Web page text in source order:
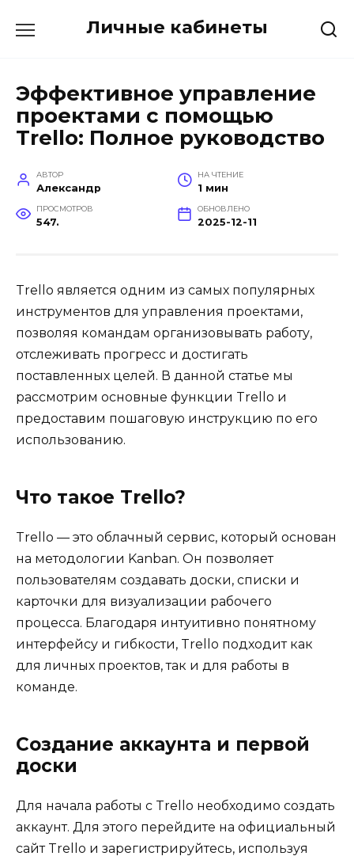
Личные кабинеты
Эффективное управление
проектами с помощью
Trello: Полное руководство
АВТОР
Александр
НА ЧТЕНИЕ
1 мин
ПРОСМОТРОВ
547.
ОБНОВЛЕНО
2025-12-11
Trello является одним из самых популярных
инструментов для управления проектами,
позволяя командам организовывать работу,
отслеживать прогресс и достигать
поставленных целей. В данной статье мы
рассмотрим основные функции Trello и
предоставим пошаговую инструкцию по его
использованию.
Что такое Trello?
Trello — это облачный сервис, который основан
на методологии Kanban. Он позволяет
пользователям создавать доски, списки и
карточки для визуализации рабочего
процесса. Благодаря интуитивно понятному
интерфейсу и гибкости, Trello подходит как
для личных проектов, так и для работы в
команде.
Создание аккаунта и первой
доски
Для начала работы с Trello необходимо создать
аккаунт. Для этого перейдите на официальный
сайт Trello и зарегистрируйтесь, используя